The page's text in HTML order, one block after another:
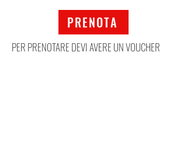
PRENOTA
PER PRENOTARE DEVI AVERE UN VOUCHER